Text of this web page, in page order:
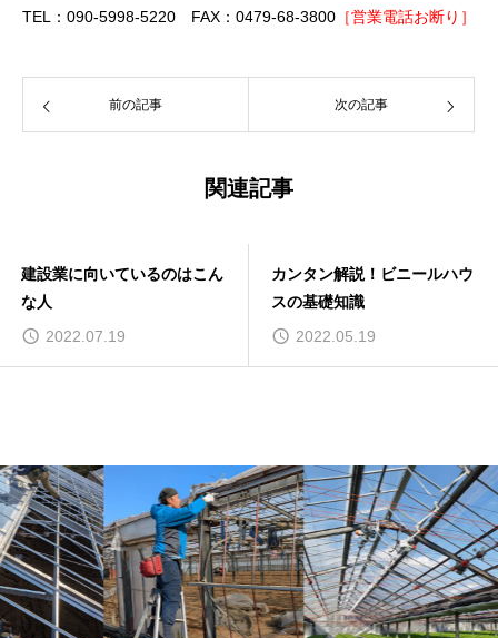
TEL：090-5998-5220 FAX：0479-68-3800 ［営業電話お断り］
前の記事 次の記事
関連記事
建設業に向いているのはこん
な人
2022.07.19
カンタン解説！ビニールハウ
スの基礎知識
2022.05.19